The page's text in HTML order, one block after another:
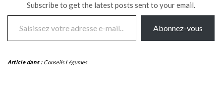
Subscribe to get the latest posts sent to your email.
Saisissez votre adresse e-mail…
Abonnez-vous
Article dans : Conseils Légumes